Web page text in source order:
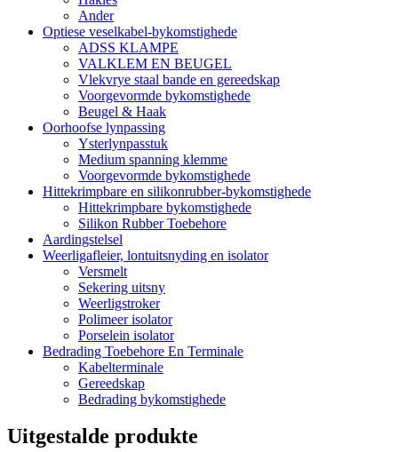
Ander
Optiese veselkabel-bykomstighede
ADSS KLAMPE
VALKLEM EN BEUGEL
Vlekvrye staal bande en gereedskap
Voorgevormde bykomstighede
Beugel & Haak
Oorhoofse lynpassing
Ysterlynpasstuk
Medium spanning klemme
Voorgevormde bykomstighede
Hittekrimpbare en silikonrubber-bykomstighede
Hittekrimpbare bykomstighede
Silikon Rubber Toebehore
Aardingstelsel
Weerligafleier, lontuitsnyding en isolator
Versmelt
Sekering uitsny
Weerligstroker
Polimeer isolator
Porselein isolator
Bedrading Toebehore En Terminale
Kabelterminale
Gereedskap
Bedrading bykomstighede
Uitgestalde produkte